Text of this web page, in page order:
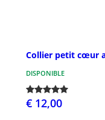
Collier petit cœur
DISPONIBLE
€ 12,00